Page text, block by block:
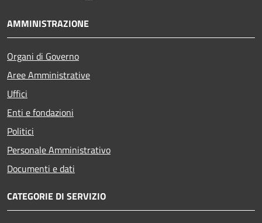
AMMINISTRAZIONE
Organi di Governo
Aree Amministrative
Uffici
Enti e fondazioni
Politici
Personale Amministrativo
Documenti e dati
CATEGORIE DI SERVIZIO